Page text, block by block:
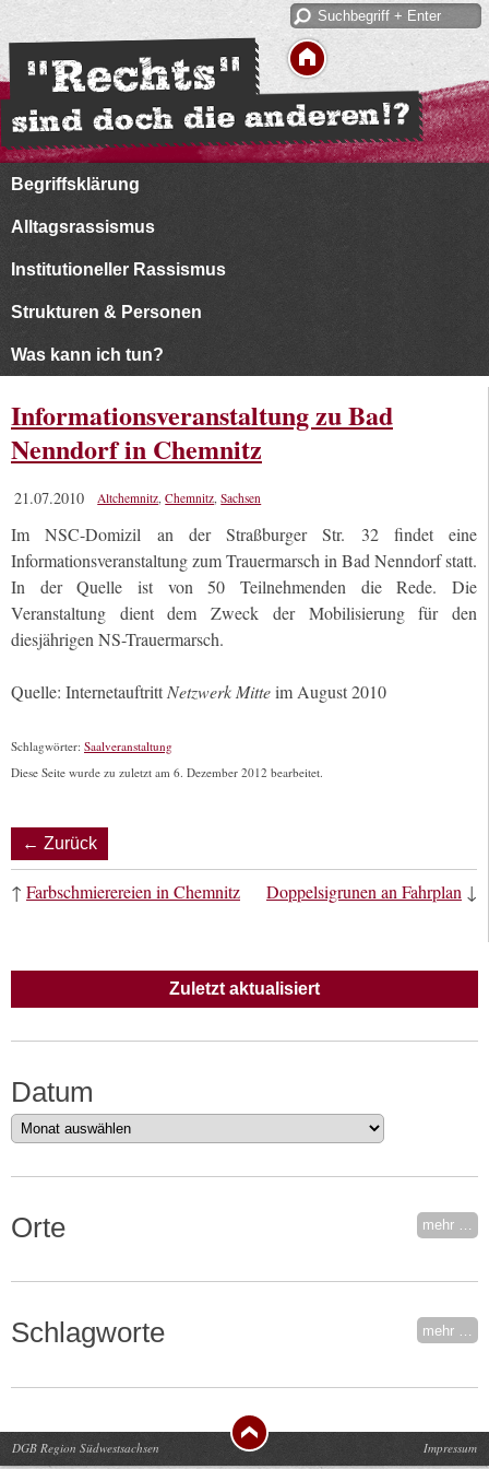
Begriffsklärung
Alltagsrassismus
Institutioneller Rassismus
Strukturen & Personen
Was kann ich tun?
Informationsveranstaltung zu Bad
Nenndorf in Chemnitz
21.07.2010 Altchemnitz,Chemnitz,Sachsen
Im NSC-Domizil an der Straßburger Str. 32 findet eine
Informationsveranstaltung zum Trauermarsch in Bad Nenndorf statt.
In der Quelle ist von 50 Teilnehmenden die Rede. Die
Veranstaltung dient dem Zweck der Mobilisierung für den
diesjährigen NS-Trauermarsch.
Quelle: InternetauftrittNetzwerk Mitteim August 2010
Schlagwörter: Saalveranstaltung
Diese Seite wurde zu zuletzt am 6. Dezember 2012 bearbeitet.
← Zurück
↑ Farbschmierereien in Chemnitz Doppelsigrunen an Fahrplan ↓
Zuletzt aktualisiert
Datum
Datum
Orte mehr …
Schlagworte mehr …
DGB Region Südwestsachsen Impressum